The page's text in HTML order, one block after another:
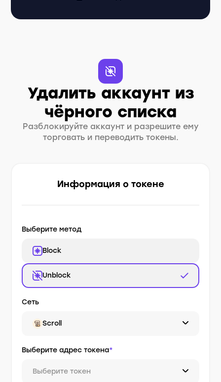
Удалить аккаунт из
чёрного списка
Разблокируйте аккаунт и разрешите ему
торговать и переводить токены.
Информация о токене
Выберите метод
Block
Unblock
Сеть
Scroll
Выберите адрес токена*
Выберите токен